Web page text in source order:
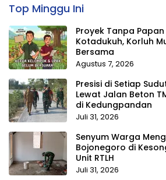
Top Minggu Ini
Proyek Tanpa
Kotadukuh, Korluh
Bersama
Agustus 7, 2026
Presisi di Setiap
Lewat Jalan Beton
di Kedungpandan
Juli 31, 2026
Senyum Warga
Bojonegoro di
Unit RTLH
Juli 31, 2026